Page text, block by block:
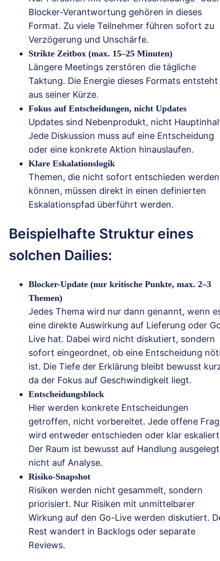
Blocker-Verantwortung gehören in dieses
Format. Zu viele Teilnehmer führen sofort zu
Verzögerung und Unschärfe.
Strikte Zeitbox (max. 15–25 Minuten)
Längere Meetings zerstören die tägliche
Taktung. Die Energie dieses Formats entsteht
aus seiner Kürze.
Fokus auf Entscheidungen, nicht Updates
Updates sind Nebenprodukt, nicht
Jede Diskussion muss auf eine Entscheidung
oder eine konkrete Aktion hinauslaufen.
Klare Eskalationslogik
Themen, die nicht sofort entschieden werden
können, müssen direkt in einen definierten
Eskalationspfad überführt werden.
Beispielhafte Struktur eines
solchen Dailies:
Blocker-Update (nur kritische Punkte, max. 2–3
Themen)
Jedes Thema wird nur dann genannt, wenn
eine direkte Auswirkung auf Lieferung oder
Live hat. Dabei wird nicht diskutiert, sondern
sofort eingeordnet, ob eine Entscheidung
ist. Die Tiefe der Erklärung bleibt bewusst
da der Fokus auf Geschwindigkeit liegt.
Entscheidungsblock
Hier werden konkrete Entscheidungen
getroffen, nicht vorbereitet. Jede offene
wird entweder entschieden oder klar
Der Raum ist bewusst auf Handlung
nicht auf Analyse.
Risiko-Snapshot
Risiken werden nicht gesammelt, sondern
priorisiert. Nur Risiken mit unmittelbarer
Wirkung auf den Go-Live werden diskutiert.
Rest wandert in Backlogs oder separate
Reviews.